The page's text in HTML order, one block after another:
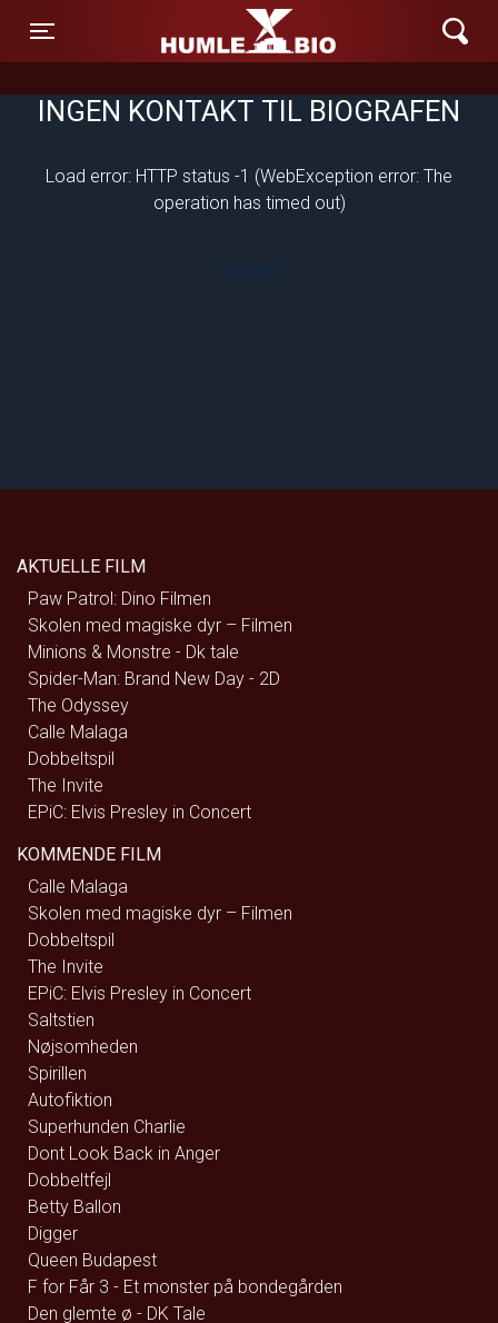
Toggle navigation
Humle Bio
INGEN KONTAKT TIL BIOGRAFEN
Load error: HTTP status -1 (WebException error: The
operation has timed out)
AKTUELLE FILM
Paw Patrol: Dino Filmen
Skolen med magiske dyr – Filmen
Minions & Monstre - Dk tale
Spider-Man: Brand New Day - 2D
The Odyssey
Calle Malaga
Dobbeltspil
The Invite
EPiC: Elvis Presley in Concert
KOMMENDE FILM
Calle Malaga
Skolen med magiske dyr – Filmen
Dobbeltspil
The Invite
EPiC: Elvis Presley in Concert
Saltstien
Nøjsomheden
Spirillen
Autofiktion
Superhunden Charlie
Dont Look Back in Anger
Dobbeltfejl
Betty Ballon
Digger
Queen Budapest
F for Får 3 - Et monster på bondegården
Den glemte ø - DK Tale